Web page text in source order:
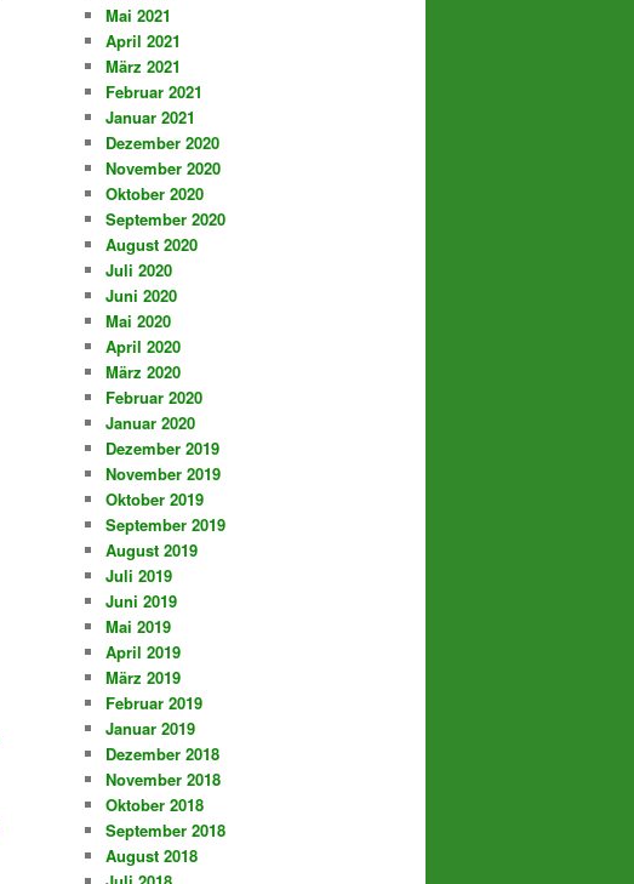
Mai 2021
April 2021
März 2021
Februar 2021
Januar 2021
Dezember 2020
November 2020
Oktober 2020
September 2020
August 2020
Juli 2020
Juni 2020
Mai 2020
April 2020
März 2020
Februar 2020
Januar 2020
Dezember 2019
November 2019
Oktober 2019
September 2019
August 2019
Juli 2019
Juni 2019
Mai 2019
April 2019
März 2019
Februar 2019
Januar 2019
Dezember 2018
November 2018
Oktober 2018
September 2018
August 2018